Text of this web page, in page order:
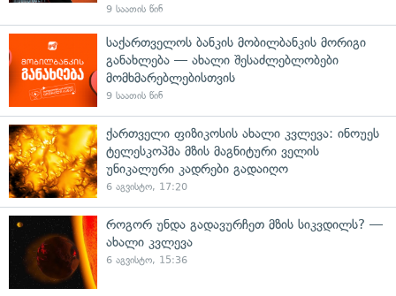
9 საათის წინ
საქართველოს ბანკის მობილბანკის მორიგი
განახლება — ახალი შესაძლებლობები
მომხმარებლებისთვის
9 საათის წინ
ქართველი ფიზიკოსის ახალი კვლევა: ინოუეს
ტელესკოპმა მზის მაგნიტური ველის
უნიკალური კადრები გადაიღო
6 აგვისტო, 17:20
როგორ უნდა გადავურჩეთ მზის სიკვდილს? —
ახალი კვლევა
6 აგვისტო, 15:36